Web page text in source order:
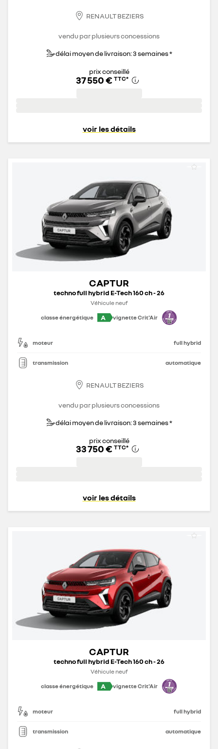
RENAULT BEZIERS
vendu par plusieurs concessions
délai moyen de livraison: 3 semaines *
prix conseillé
37 550 € TTC*
voir les détails
CAPTUR
techno full hybrid E-Tech 160 ch - 26
Véhicule neuf
classe énergétique
A vignette Crit'Air
moteur full hybrid
transmission automatique
RENAULT BEZIERS
vendu par plusieurs concessions
délai moyen de livraison: 3 semaines *
prix conseillé
33 750 € TTC*
voir les détails
CAPTUR
techno full hybrid E-Tech 160 ch - 26
Véhicule neuf
classe énergétique
A vignette Crit'Air
moteur full hybrid
transmission automatique